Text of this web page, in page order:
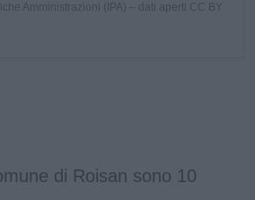
Amministrazioni (IPA) – dati aperti CC BY
di Roisan sono 10